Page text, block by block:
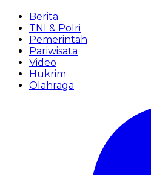
Berita
TNI & Polri
Pemerintah
Pariwisata
Video
Hukrim
Olahraga